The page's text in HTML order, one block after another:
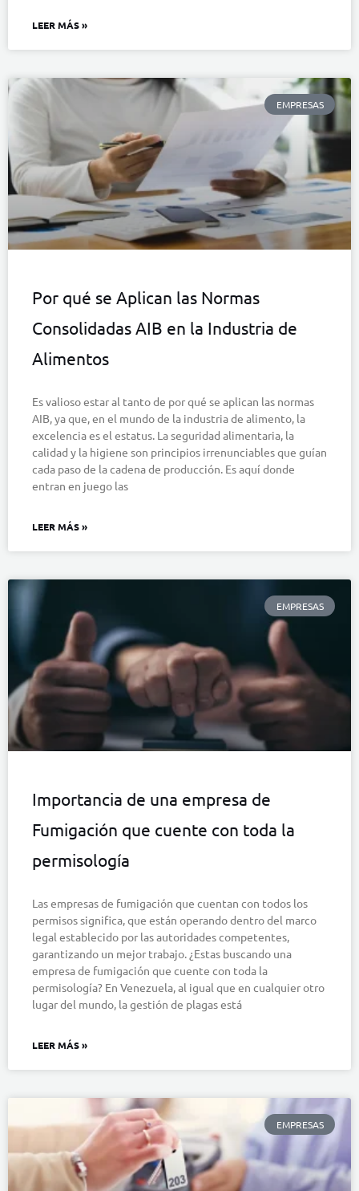
LEER MÁS »
EMPRESAS
Por qué se Aplican las Normas
Consolidadas AIB en la Industria de
Alimentos
Es valioso estar al tanto de por qué se aplican las normas
AIB, ya que, en el mundo de la industria de alimento, la
excelencia es el estatus. La seguridad alimentaria, la
calidad y la higiene son principios irrenunciables que guían
cada paso de la cadena de producción. Es aquí donde
entran en juego las
LEER MÁS »
EMPRESAS
Importancia de una empresa de
Fumigación que cuente con toda la
permisología
Las empresas de fumigación que cuentan con todos los
permisos significa, que están operando dentro del marco
legal establecido por las autoridades competentes,
garantizando un mejor trabajo. ¿Estas buscando una
empresa de fumigación que cuente con toda la
permisología? En Venezuela, al igual que en cualquier otro
lugar del mundo, la gestión de plagas está
LEER MÁS »
EMPRESAS